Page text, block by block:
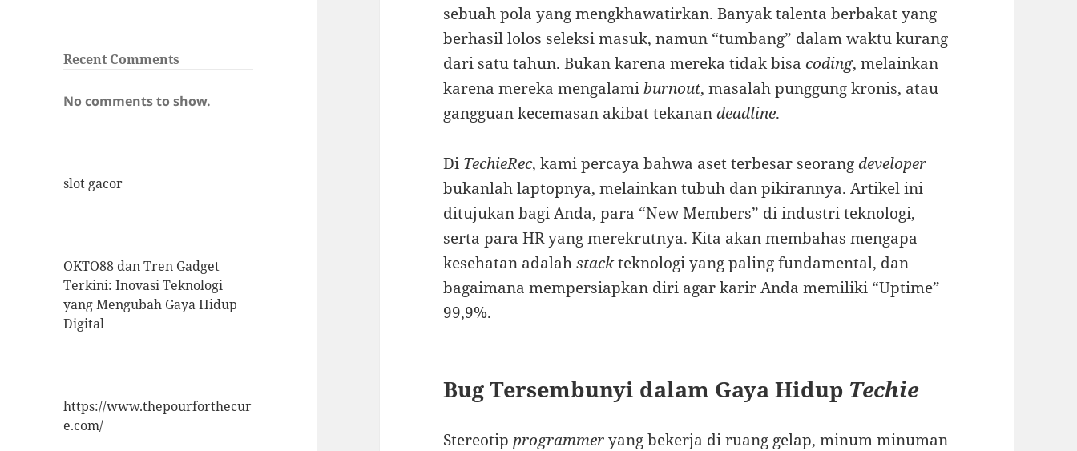
Recent Comments
No comments to show.
slot gacor
OKTO88 dan Tren Gadget
Terkini: Inovasi Teknologi
yang Mengubah Gaya Hidup
Digital
https://www.thepourforthecur
e.com/
sebuah pola yang mengkhawatirkan. Banyak talenta berbakat yang
berhasil lolos seleksi masuk, namun “tumbang” dalam waktu kurang
dari satu tahun. Bukan karena mereka tidak bisacoding, melainkan
karena mereka mengalamiburnout, masalah punggung kronis, atau
gangguan kecemasan akibat tekanandeadline.
Di TechieRec, kami percaya bahwa aset terbesar seorangdeveloper
bukanlah laptopnya, melainkan tubuh dan pikirannya. Artikel ini
ditujukan bagi Anda, para “New Members” di industri teknologi,
serta para HR yang merekrutnya. Kita akan membahas mengapa
kesehatan adalahstackteknologi yang paling fundamental, dan
bagaimana mempersiapkan diri agar karir Anda memiliki “Uptime”
99,9%.
Bug Tersembunyi dalam Gaya Hidup Techie
Stereotip programmeryang bekerja di ruang gelap, minum minuman